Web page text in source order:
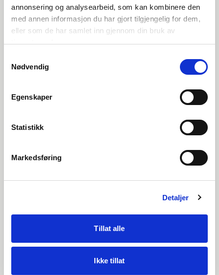
annonsering og analysearbeid, som kan kombinere den
med annen informasjon du har gjort tilgjengelig for dem,
eller som de har samlet inn gjennom din bruk av
tjenestene deres.
Nødvendig
Egenskaper
Statistikk
Markedsføring
Detaljer
Tillat alle
Ikke tillat
GDPR og personvern i
SuperOffice
Se video